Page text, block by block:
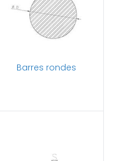
Barres rondes